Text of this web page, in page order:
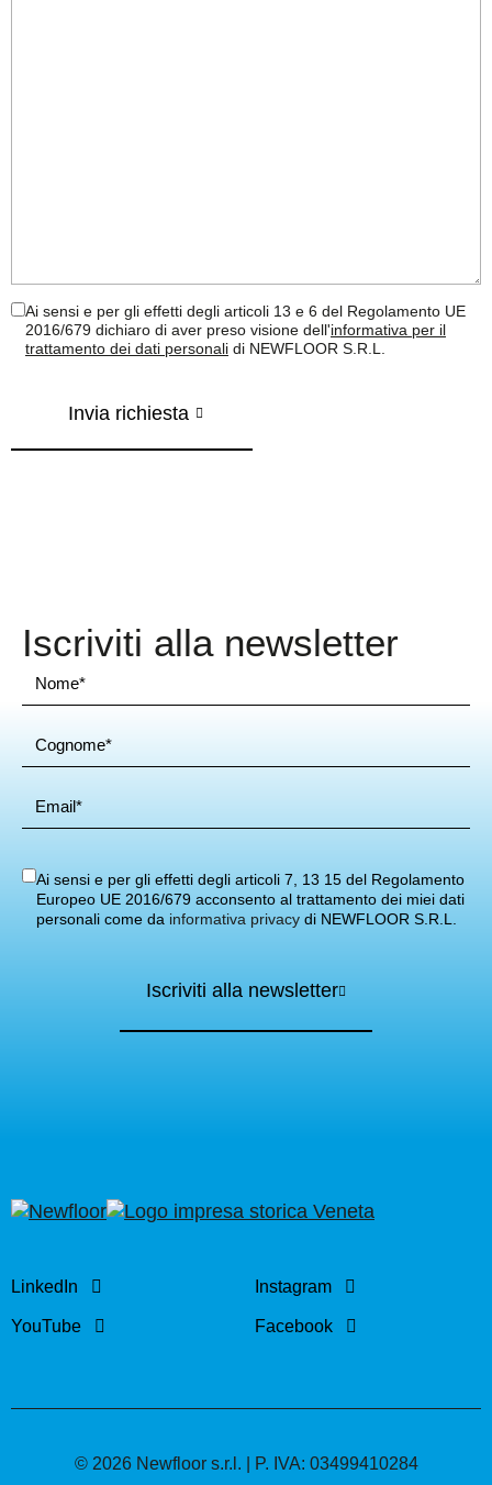
Ai sensi e per gli effetti degli articoli 13 e 6 del Regolamento UE
2016/679 dichiaro di aver preso visione dell'informativa per il
trattamento dei dati personali di NEWFLOOR S.R.L.
Iscriviti alla newsletter
Ai sensi e per gli effetti degli articoli 7, 13 15 del Regolamento
Europeo UE 2016/679 acconsento al trattamento dei miei dati
personali come da informativa privacy di NEWFLOOR S.R.L.
Iscriviti alla newsletter
LinkedIn
YouTube
Instagram
Facebook
© 2026 Newfloor s.r.l. | P. IVA: 03499410284